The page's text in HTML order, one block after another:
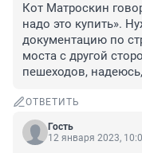
Кот Матроскин
надо это купить».
документацию по
моста с другой
пешеходов,
ОТВЕТИТЬ
Гость
12 января 2023,